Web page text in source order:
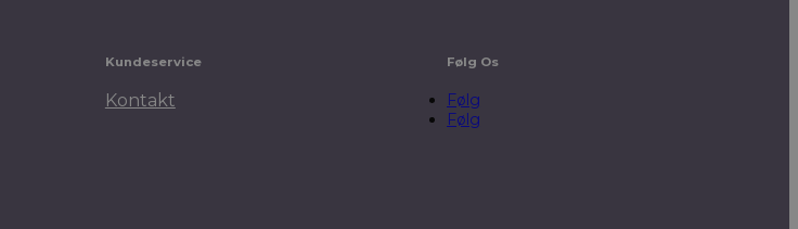
Kundeservice
Kontakt
Følg Os
Følg
Følg